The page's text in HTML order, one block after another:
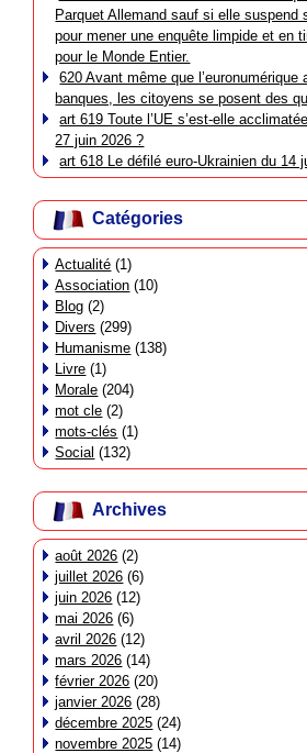
Parquet Allemand sauf si elle suspend
pour mener une enquête limpide et en
pour le Monde Entier.
620 Avant même que
banques, les citoyens se posent des
art 619 Toute l’UE s’est-elle
27 juin 2026 ?
art 618 Le défilé euro-Ukrainien du 14
Catégories
Actualité (1)
Association (10)
Blog (2)
Divers (299)
Humanisme (138)
Livre (1)
Morale (204)
mot cle (2)
mots-clés (1)
Social (132)
Archives
août 2026 (2)
juillet 2026 (6)
juin 2026 (12)
mai 2026 (6)
avril 2026 (12)
mars 2026 (14)
février 2026 (20)
janvier 2026 (28)
décembre 2025 (24)
novembre 2025 (14)